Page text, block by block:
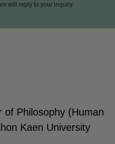
will reply to your inquiry
of Philosophy (Human
Kaen University